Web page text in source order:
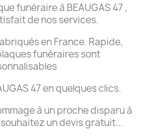
funéraire à BEAUGAS 47 ,
de nos services.
en France. Rapide,
funéraires sont
47 en quelques clics.
à un proche disparu à
souhaitez un devis gratuit...